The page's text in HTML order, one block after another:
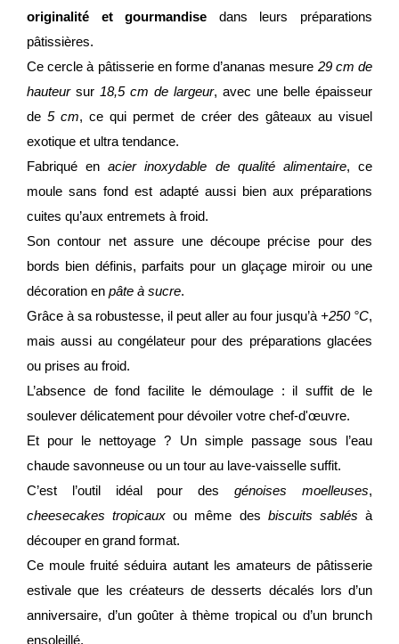
originalité et gourmandise dans leurs préparations
pâtissières.
Ce cercle à pâtisserie en forme d’ananas mesure 29 cm de
hauteursur 18,5 cm de largeur, avec une belle épaisseur
de5 cm, ce qui permet de créer des gâteaux au visuel
exotique et ultra tendance.
Fabriqué enacier inoxydable de qualité alimentaire, ce
moule sans fond est adapté aussi bien aux préparations
cuites qu’aux entremets à froid.
Son contour net assure une découpe précise pour des
bords bien définis, parfaits pour un glaçage miroir ou une
décoration en pâte à sucre.
Grâce à sa robustesse, il peut aller au four jusqu’à +250 °C,
mais aussi au congélateur pour des préparations glacées
ou prises au froid.
L’absence de fond facilite le démoulage : il suffit de le
soulever délicatement pour dévoiler votre chef-d'œuvre.
Et pour le nettoyage ? Un simple passage sous l’eau
chaude savonneuse ou un tour au lave-vaisselle suffit.
C’est l’outil idéal pour desgénoises moelleuses,
cheesecakes tropicaux ou même des biscuits sablés à
découper en grand format.
Ce moule fruité séduira autant les amateurs de pâtisserie
estivale que les créateurs de desserts décalés lors d’un
anniversaire, d’un goûter à thème tropical ou d’un brunch
ensoleillé.